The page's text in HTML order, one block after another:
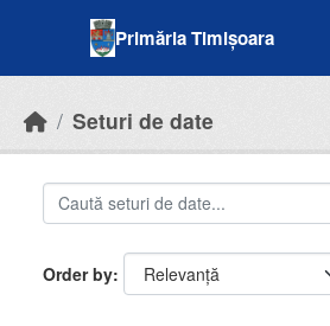
Primăria Timișoara
Seturi de date
Order by